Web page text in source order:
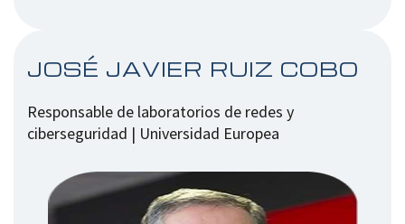
JOSÉ JAVIER RUIZ COBO
Responsable de laboratorios de redes y
ciberseguridad | Universidad Europea